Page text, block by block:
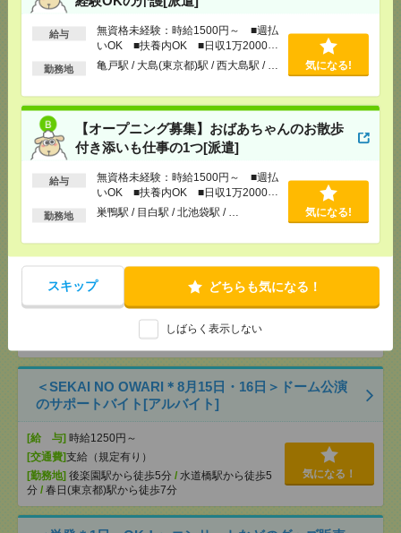
給与
無資格未経験：時給1500円～ ■週払
いOK ■扶養内OK ■日収1万2000円
以上
勤務地 亀戸駅 / 大島(東京都)駅 / 西大島駅 / … 気になる!
【オープニング募集】おばあちゃんのお散歩
付き添いも仕事の1つ[派遣]
給与
無資格未経験：時給1500円～ ■週払
いOK ■扶養内OK ■日収1万2000円
以上
勤務地 巣鴨駅 / 目白駅 / 北池袋駅 / … 気になる!
スキップ どちらも気になる！
しばらく表示しない
OK ■扶養内OK ■日収1万2000円以上
[交通費]交通費全額支給
巣鴨駅/目白駅/北池袋駅 /…
気になる！
【シフト自由・現金手渡しOK】iPhoneなどスマホの
充電を繋げるだけ！[派遣]
[給 与]
時給1414円～ ▼日払いOK（規定あ
り） ■初勤務手当あり ※規定による
[勤務地]新宿駅から徒歩/新宿三丁目駅から徒歩/
高田馬場駅から徒歩
…
気になる！
公演のサポートバイト＠日本武道館[アルバイト]
[給 与]時給1250円～
[交通費]支給（規定有り）
九段下駅から徒歩5分 /竹橋駅から徒歩10
神保町駅から徒歩15分 /
＜SEKAI NO OWARI＊8月15日・16日＞ドーム公演
のサポートバイト[アルバイト]
[給 与] 時給1250円～
[交通費]支給（規定有り）
[勤務地] 後楽園駅から徒歩5分 / 水道橋駅から徒歩5
分 / 春日(東京都)駅から徒歩7分
気になる！